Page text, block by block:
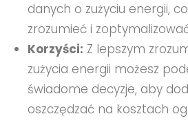
danych o zużyciu energii,
zrozumieć i
Korzyści: Z lepszym
zużycia energii możesz
świadome decyzje, aby
oszczędzać na kosztach